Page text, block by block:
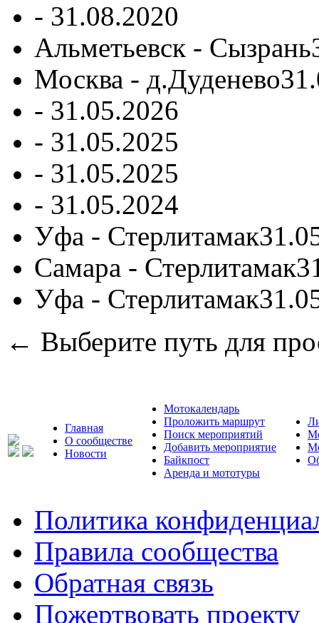
- 31.08.2020
Альметьевск - Сызрань
Москва - д.Дуденево
- 31.05.2026
- 31.05.2025
- 31.05.2025
- 31.05.2024
Уфа - Стерлитамак
Самара - Стерлитамак
Уфа - Стерлитамак
← Выберите путь для
Главная
О сообществе
Новости
Мотокалендарь
Проложить маршрут
Поиск мероприятий
Добавить мероприятие
Байкпост
Аренда и мототуры
Политика
Правила сообщества
Обратная связь
Пожертвовать проекту